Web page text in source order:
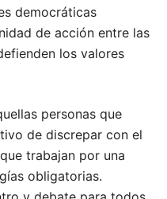
democráticas
de acción entre las
los valores
personas que
de discrepar con el
trabajan por una
obligatorias.